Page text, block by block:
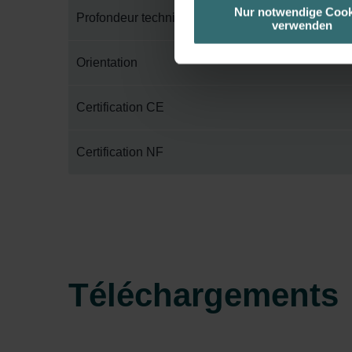
unserer Website verwenden,
basierend auf Ihren Interessen
Datenschutzerklärung
Zehnder Group Schweiz AG:
Zehnder Polska Sp. z o.o.:
Nur notwendige
verwenden
Profondeur technique
Orientation
Certification CE
Certification NF
Téléchargements